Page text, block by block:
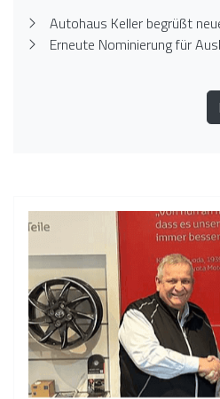
Autohaus Keller begrüßt
Erneute Nominierung für